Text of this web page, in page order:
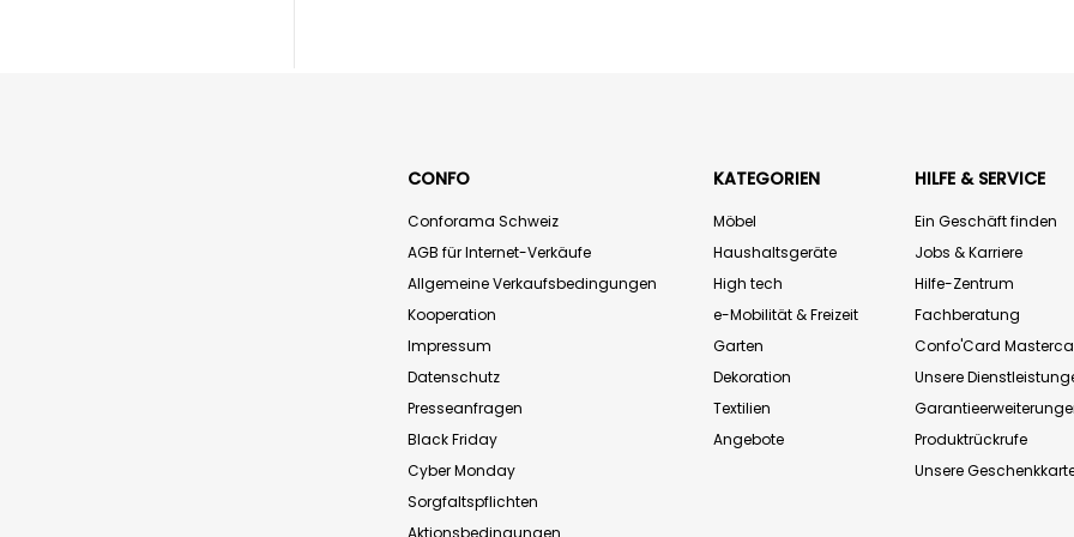
CONFO
Conforama Schweiz
AGB für Internet-Verkäufe
Allgemeine Verkaufsbedingungen
Kooperation
Impressum
Datenschutz
Presseanfragen
Black Friday
Cyber Monday
Sorgfaltspflichten
KATEGORIEN
Möbel
Haushaltsgeräte
High tech
e-Mobilität & Freizeit
Garten
Dekoration
Textilien
Angebote
HILFE & SERVICE
Ein Geschäft finden
Jobs & Karriere
Hilfe-Zentrum
Fachberatung
Confo'Card
Unsere
Produktrückrufe
Unsere